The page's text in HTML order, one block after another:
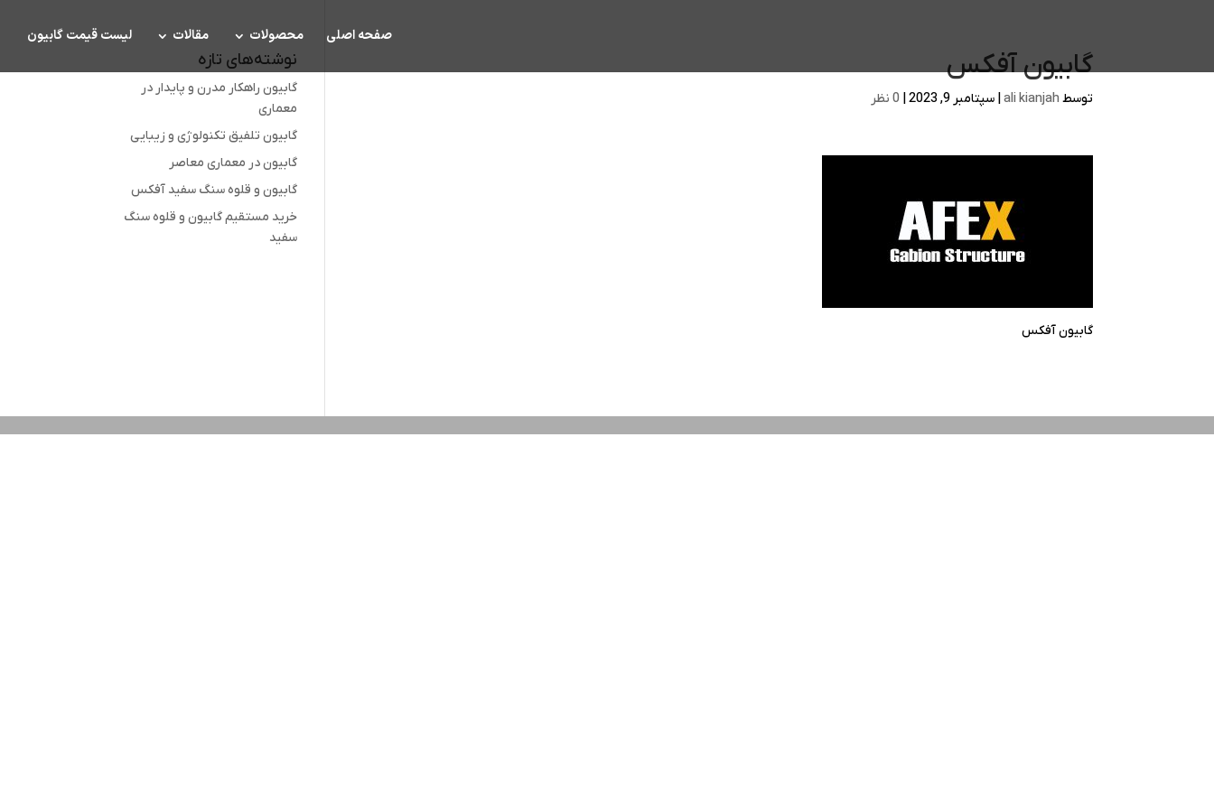
صفحه اصلی محصولات مقالات لیست قیمت گابیون
گابیون آفکس
توسط ali kianjah
|سپتامبر 9, 2023 0 نظر
گابیون آفکس
نوشته‌های تازه
گابیون راهکار مدرن و پایدار در
معماری
گابیون تلفیق تکنولوژی و زیبایی
گابیون در معماری معاصر
گابیون و قلوه سنگ سفید آفکس
خرید مستقیم گابیون و قلوه سنگ
سفید